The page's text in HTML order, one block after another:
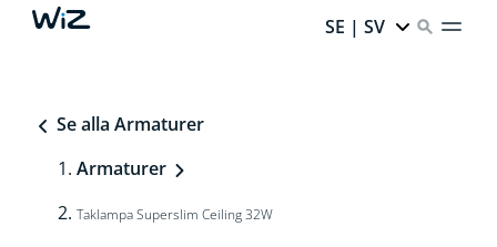
SE | SV
Se alla Armaturer
Armaturer
Taklampa Superslim Ceiling 32W